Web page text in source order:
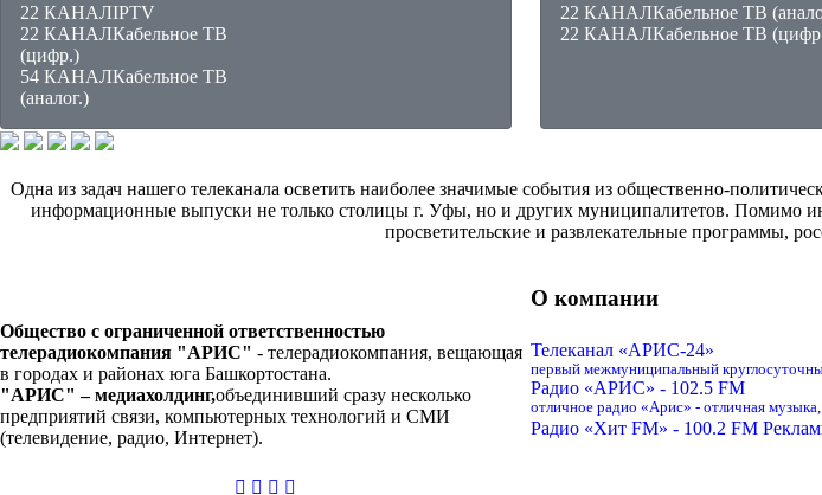
22 КАНАЛIPTV
22 КАНАЛКабельное ТВ
(цифр.)
54 КАНАЛКабельное ТВ
(аналог.)
22 КАНАЛКабельное ТВ
22 КАНАЛКабельное ТВ
Одна из задач нашего телеканала осветить наиболее значимые события из общественно-
информационные выпуски не только столицы г. Уфы, но и других муниципалитетов. Помимо
просветительские и развлекательные программы,
Общество с ограниченной ответственностью
телерадиокомпания "АРИС" - телерадиокомпания, вещающая
в городах и районах юга Башкортостана.
"АРИС" – медиахолдинг,объединивший сразу несколько
предприятий связи, компьютерных технологий и СМИ
(телевидение, радио, Интернет).
О компании
Телеканал «АРИС-24»
первый межмуниципальный
Радио «АРИС» - 102.5 FM
отличное радио «Арис» - отличная
Радио «Хит FM» - 100.2 FM